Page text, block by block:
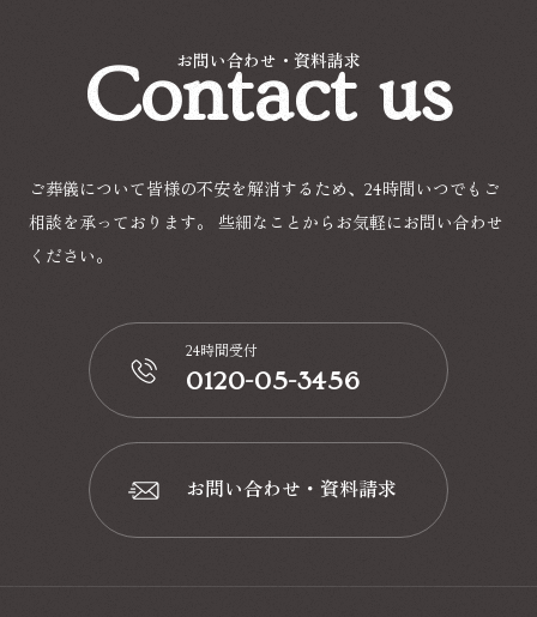
お問い合わせ・資料請求
Contact us
ご葬儀について皆様の不安を解消するため、24時間いつでもご
相談を承っております。
些細なことからお気軽にお問い合わせ
ください。
📞
24時間受付
0120-05-3456
📩
お問い合わせ・資料請求